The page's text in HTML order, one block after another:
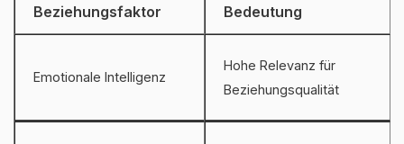
Beziehungsfaktor Bedeutung
Emotionale Intelligenz
Hohe Relevanz für
Beziehungsqualität